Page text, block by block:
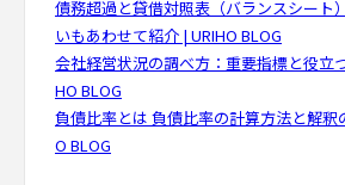
債務超過と貸借対照表（バランスシート
いもあわせて紹介 | URIHO BLOG
会社経営状況の調べ方：重要指標と役立
HO BLOG
負債比率とは 負債比率の計算方法と解釈
O BLOG